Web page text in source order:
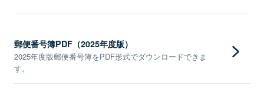
郵便番号簿PDF（2025年度版）
2025年度版郵便番号簿をPDF形式でダウンロードできま
す。